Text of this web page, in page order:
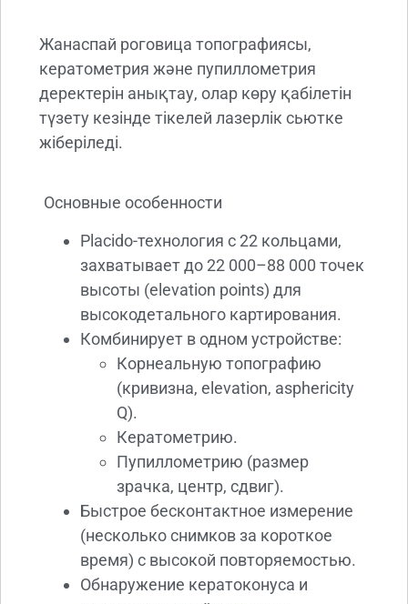
Жанаспай роговица топографиясы,
кератометрия және пупиллометрия
деректерін анықтау, олар көру қабілетін
түзету кезінде тікелей лазерлік сьютке
жіберіледі.
Основные особенности
Placido-технология с 22 кольцами,
захватывает до 22 000–88 000 точек
высоты (elevation points) для
высокодетального картирования.
Комбинирует в одном устройстве:
Корнеальную топографию
(кривизна, elevation, asphericity
Q).
Кератометрию.
Пупиллометрию (размер
зрачка, центр, сдвиг).
Быстрое бесконтактное измерение
(несколько снимков за короткое
время) с высокой повторяемостью.
Обнаружение кератоконуса и